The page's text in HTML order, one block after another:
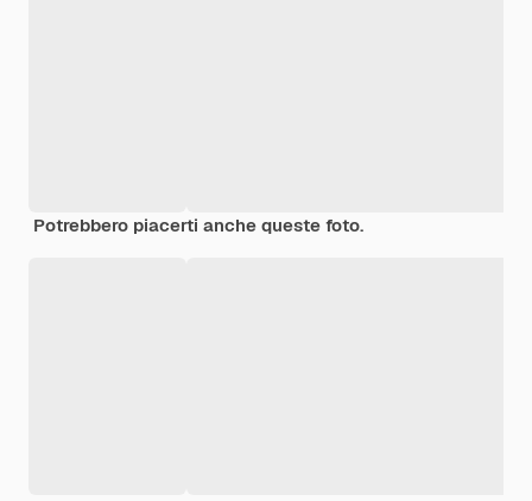
Potrebbero piacerti anche queste foto.